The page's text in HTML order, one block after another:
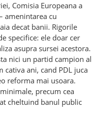
Comisia Europeana a
amenintarea cu
decat banii. Rigorile
specifice: ele doar cer
asupra sursei acestora.
nici un partid campion al
cativa ani, cand PDL juca
reforma mai usoara.
precum cea
cheltuind banul public